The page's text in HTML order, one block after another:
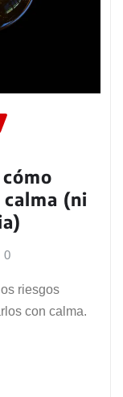
(ni
0
riesgos
con calma.